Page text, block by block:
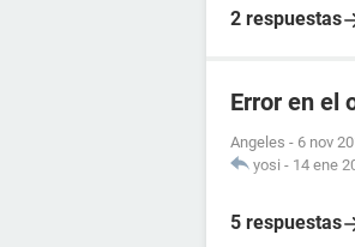
2 respuestas
Error en el
Angeles - 6 nov
yosi - 14 ene
5 respuestas